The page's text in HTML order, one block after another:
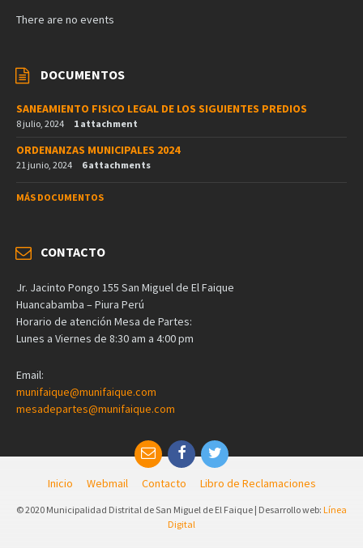
There are no events
DOCUMENTOS
SANEAMIENTO FISICO LEGAL DE LOS SIGUIENTES PREDIOS
8 julio, 2024 1 attachment
ORDENANZAS MUNICIPALES 2024
21 junio, 2024 6 attachments
MÁS DOCUMENTOS
CONTACTO
Jr. Jacinto Pongo 155 San Miguel de El Faique
Huancabamba – Piura Perú
Horario de atención Mesa de Partes:
Lunes a Viernes de 8:30 am a 4:00 pm
Email:
munifaique@munifaique.com
mesadepartes@munifaique.com
Inicio Webmail Contacto Libro de Reclamaciones
© 2020 Municipalidad Distrital de San Miguel de El Faique | Desarrollo web: Línea
Digital